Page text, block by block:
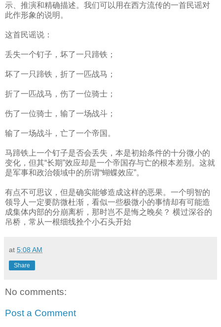
示、推演和精确描述。我们可以用在西方流传的一首民谣对
此作形象的说明。
这首民谣说：
丢失一个钉子，坏了一只蹄铁；
坏了一只蹄铁，折了一匹战马；
折了一匹战马，伤了一位骑士；
伤了一位骑士，输了一场战斗；
输了一场战斗，亡了一个帝国。
马蹄铁上一个钉子是否会丢失，本是初始条件的十分微小的
变化，但其“长期”效应却是一个帝国存与亡的根本差别。这就
是军事和政治领域中的所谓“蝴蝶效应”。
有点不可思议，但是确实能够造成这样的恶果。一个明智的
领导人一定要防微杜渐，看似一些极微小的事情却有可能造
成集体内部的分崩离析，那时岂不是悔之晚矣？ 横过深谷的
吊桥，常从一根细线拴个小石头开始
at 5:08 AM
Share
No comments:
Post a Comment